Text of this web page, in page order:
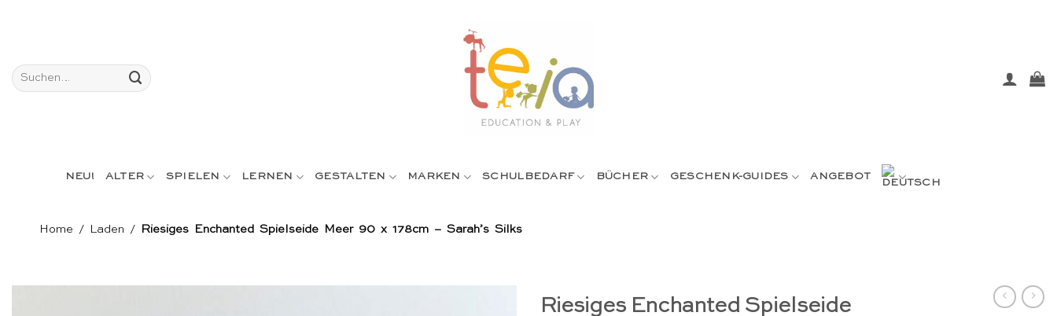
Suchen
nach:
NEU! ALTER SPIELEN LERNEN GESTALTEN MARKEN SCHULBEDARF BÜCHER GESCHENK-GUIDES ANGEBOT
Home / Laden / Riesiges Enchanted Spielseide Meer 90 x 178cm – Sarah’s Silks
Riesiges Enchanted Spielseide